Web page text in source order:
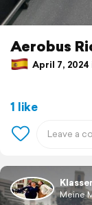
Aerobus
April 7, 2024
1 like
Meine